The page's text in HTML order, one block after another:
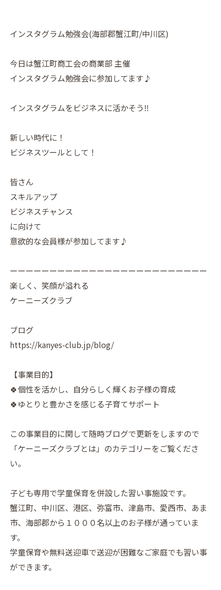
インスタグラム勉強会(海部郡蟹江町/中川区)
今日は蟹江町商工会の商業部 主催
インスタグラム勉強会に参加してます♪
インスタグラムをビジネスに活かそう‼️
新しい時代に！
ビジネスツールとして！
皆さん
スキルアップ
ビジネスチャンス
に向けて
意欲的な会員様が参加してます♪
ーーーーーーーーーーーーーーーーーーーーーーーーー
楽しく、笑顔が溢れる
ケーニーズクラブ
ブログ
https://kanyes-club.jp/blog/
【事業目的】
🍀個性を活かし、自分らしく輝くお子様の育成
🍀ゆとりと豊かさを感じる子育てサポート
この事業目的に関して随時ブログで更新をしますので
「ケーニーズクラブとは」のカテゴリーをご覧くださ
い。
子ども専用で学童保育を併設した習い事施設です。
蟹江町、中川区、港区、弥富市、津島市、愛西市、あま
市、海部郡から１０００名以上のお子様が通っていま
す。
学童保育や無料送迎車で送迎が困難なご家庭でも習い事
ができます。